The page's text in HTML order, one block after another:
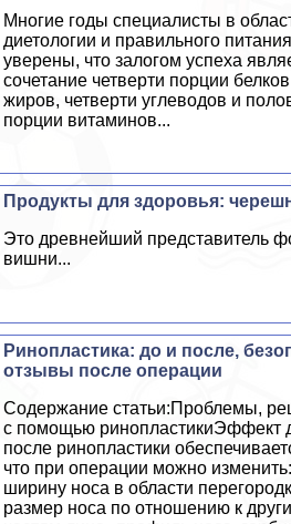
Многие годы специалисты в
диетологии и правильного
уверены, что залогом успеха
сочетание четверти порции
жиров, четверти углеводов и
порции витаминов...
Продукты для здоровья:
Это древнейший представитель
вишни...
Ринопластика: до и после,
отзывы после операции
Содержание статьи:Проблемы,
с помощью ринопластикиЭффект
после ринопластики
что при операции можно
ширину носа в области
размер носа по отношению к